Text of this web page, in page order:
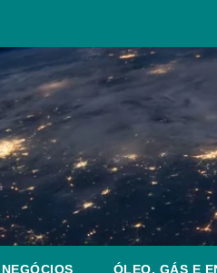
NEGÓCIOS ÓLEO, GÁS E